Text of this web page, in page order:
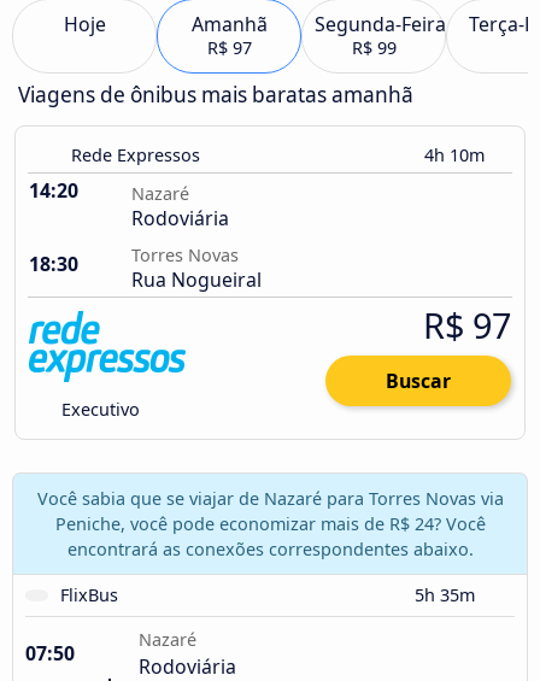
Hoje Amanhã
R$ 97
Segunda-Feira
R$ 99
Terça-
Viagens de ônibus mais baratas amanhã
Rede Expressos 4h 10m
14:20 Nazaré
Rodoviária
18:30
Torres Novas
Rua Nogueiral
Executivo
R$ 97
Buscar
Você sabia que se viajar de Nazaré para Torres Novas via
Peniche, você pode economizar mais de R$ 24? Você
encontrará as conexões correspondentes abaixo.
FlixBus
5h 35m
07:50
Nazaré
Rodoviária